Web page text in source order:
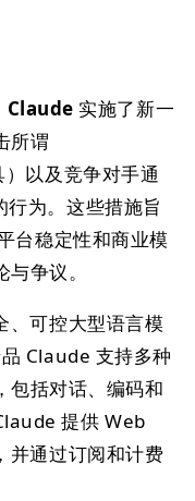
Claude 实施了新一
所谓
以及竞争对手通
为。这些措施旨
台稳定性和商业模
争议。
可控大型语言模
Claude 支持多种
包括对话、编码和
提供 Web
并通过订阅和计费